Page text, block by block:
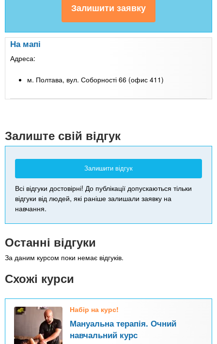
На мапі
Адреса:
м. Полтава, вул. Соборності 66 (офис 411)
Залиште свій відгук
Залишити відгук
Всі відгуки достовірні! До публікації допускаються тільки
відгуки від людей, які раніше залишали заявку на
навчання.
Останні відгуки
За даним курсом поки немає відгуків.
Схожі курси
Набір на курс!
Мануальна терапія. Очний
навчальний курс